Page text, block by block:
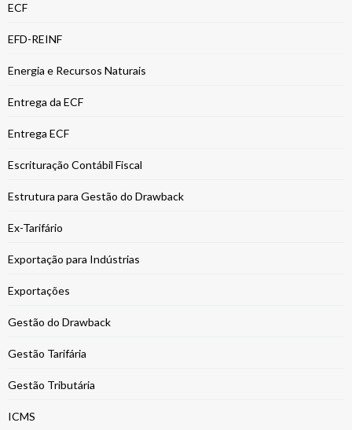
ECF
EFD-REINF
Energia e Recursos Naturais
Entrega da ECF
Entrega ECF
Escrituração Contábil Fiscal
Estrutura para Gestão do Drawback
Ex-Tarifário
Exportação para Indústrias
Exportações
Gestão do Drawback
Gestão Tarifária
Gestão Tributária
ICMS